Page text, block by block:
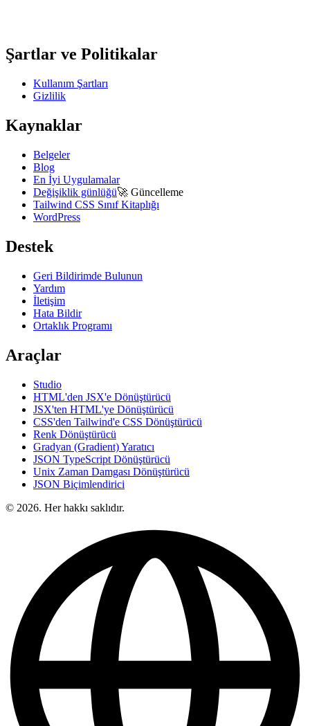
Şartlar ve Politikalar
Kullanım Şartları
Gizlilik
Kaynaklar
Belgeler
Blog
En İyi Uygulamalar
Değişiklik günlüğü🚀 Güncelleme
Tailwind CSS Sınıf Kitaplığı
WordPress
Destek
Geri Bildirimde Bulunun
Yardım
İletişim
Hata Bildir
Ortaklık Programı
Araçlar
Studio
HTML'den JSX'e Dönüştürücü
JSX'ten HTML'ye Dönüştürücü
CSS'den Tailwind'e CSS Dönüştürücü
Renk Dönüştürücü
Gradyan (Gradient) Yaratıcı
JSON TypeScript Dönüştürücü
Unix Zaman Damgası Dönüştürücü
JSON Biçimlendirici
© 2026. Her hakkı saklıdır.